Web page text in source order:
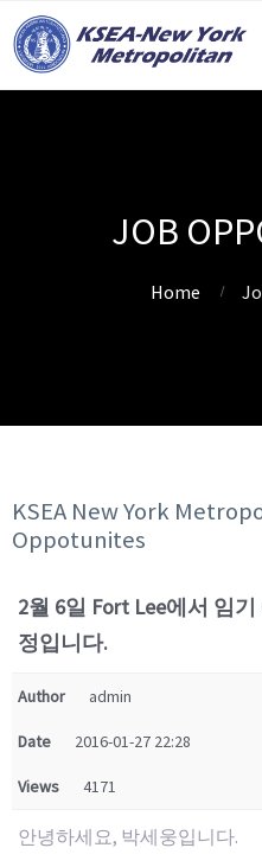
JOB
Home
KSEA New York
Oppotunites
2월 6일 Fort Lee에서 임
정입니다.
Author admin
Date 2016-01-27 22:28
Views 4171
안녕하세요, 박세웅입니다.